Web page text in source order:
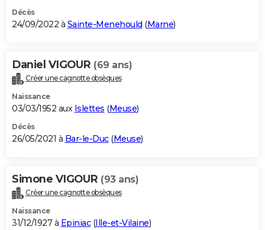
Décès
24/09/2022 à Sainte-Menehould (Marne)
Daniel VIGOUR (69 ans)
Créer une cagnotte obsèques
Naissance
03/03/1952 aux Islettes (Meuse)
Décès
26/05/2021 à Bar-le-Duc(Meuse)
Simone VIGOUR (93 ans)
Créer une cagnotte obsèques
Naissance
31/12/1927 à Epiniac(Ille-et-Vilaine)